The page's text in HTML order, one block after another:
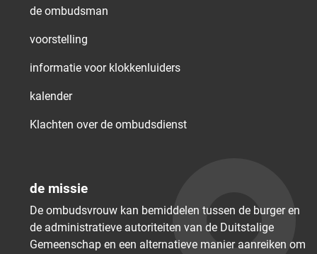
de ombudsman
voorstelling
informatie voor klokkenluiders
kalender
Klachten over de ombudsdienst
de missie
De ombudsvrouw kan bemiddelen tussen de burger en
de administratieve autoriteiten van de Duitstalige
Gemeenschap en een alternatieve manier aanreiken om